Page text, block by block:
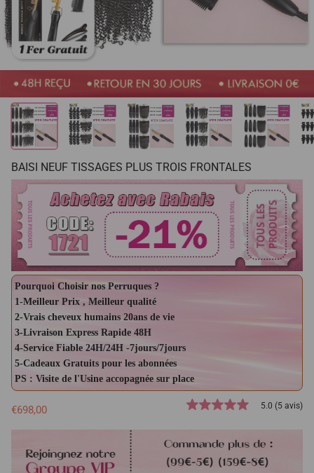
BAISI NEUF TISSAGES PLUS TROIS FRONTALES
Pourquoi Choisir nos Perruques ?
1-Meilleur Prix , Meilleur qualité
2-Vrais cheveux humains 20ans de vie
3-Livraison Express Rapide 48H
4-Service Fiable 24H/24H -7jours/7jours
5-Cadeaux Gratuits pour les abonnées
PS : Visite de l'Usine accopagnée sur place
€698,00 5.0 (5 avis)